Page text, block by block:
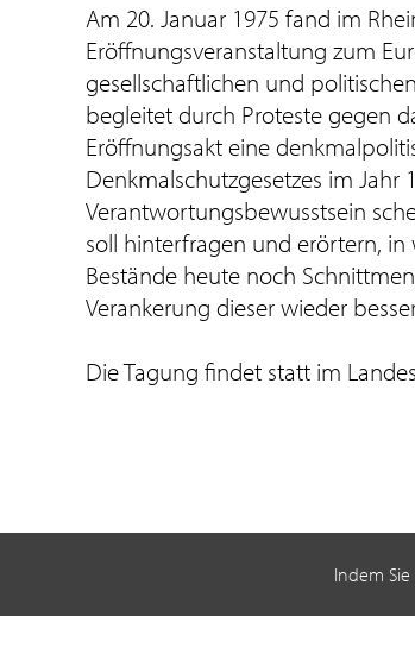
Indem
Am 20. Januar 1975 fand im
Eröffnungsveranstaltung zum
gesellschaftlichen und
begleitet durch Proteste gegen
Eröffnungsakt eine
Denkmalschutzgesetzes im Jahr
Verantwortungsbewusstsein
soll hinterfragen und erörtern,
Bestände heute noch
Verankerung dieser wieder
Die Tagung findet statt im